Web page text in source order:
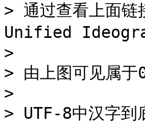
> 通过查看上面链
Unified
>
> 由上图可见属于
>
> UTF-8中汉字到